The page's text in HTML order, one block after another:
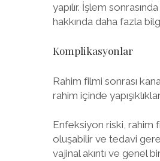
yapılır. İşlem
hakkında daha fazla
Komplikasyonlar
Rahim filmi sonrası
rahim içinde
Enfeksiyon riski, rahim
oluşabilir ve tedavi
vajinal akıntı ve genel